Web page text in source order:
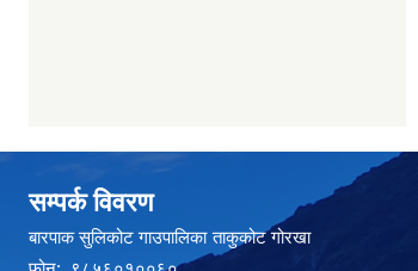
सम्पर्क विवरण
बारपाक सुलिकोट गाउपालिका ताकुकोट गोरखा